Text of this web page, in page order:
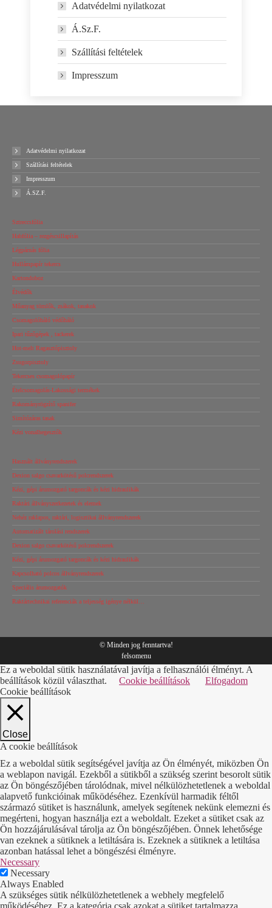
Adatvédelmi nyilatkozat
Á.Sz.F.
Szállítási feltételek
Impresszum
Adatvédelmi nyilatkozat
Szállítási feltételek
Impresszum
Á.SZ.F.
Sztreccsfólia
Habfólia – rezgéscsillapítás
Légpárnás fólia
Hullámpapír tekercs
Kartondoboz
Élvédők
Műanyag tömlők, zsákok, tasakok
Csomagolóháló védőháló
Ipari tűzőgépek , tackerek
Hot-melt Ragasztópisztoly
Zsugorpisztoly
Tekercses csomagolópapír
Ételcsomagolás-Lakossági termékek
Rakományrögzítő spanifer
Simítózáras tasak
Kézi vonalhegesztők
Használt állványrendszerek
Dexion salgo csavarkötésű polcrendszerek
Kézi, gépi árumozgató targoncák és kézi hidraulikák
Raktári állványszerkezetek és elemek
Nehéz raklapos, raktári, logisztikai állványrendszerek
Automatizált tárolási rendszerek
Dexion salgo csavarkötésű polcrendszerek
Kézi, gépi árumozgató targoncák és kézi hidraulikák
Kapcsolható polcos állványrendszerek
Speciális árumozgatók
Raktártechnikai referenciák a teljesség igénye nélkül…
© Minden jog fenntartva!
felsomenu
Ez a weboldal sütik használatával javítja a felhasználói élményt. A
beállítások közül választhat.
Cookie beállítások
Elfogadom
Cookie beállítások
Close
A cookie beállítások
Ez a weboldal sütik segítségével javítja az Ön élményét, miközben Ön
a weblapon navigál. Ezekből a sütikből a szükség szerint besorolt sütik
az Ön böngészőjében tárolódnak, mivel nélkülözhetetlenek a weboldal
alapvető funkcióinak működéséhez. Ezenkívül harmadik féltől
származó sütiket is használunk, amelyek segítenek nekünk elemezni és
megérteni, hogyan használja ezt a weboldalt. Ezeket a sütiket csak az
Ön hozzájárulásával tárolja az Ön böngészőjében. Önnek lehetősége
van ezeknek a sütiknek a letiltására is. Ezeknek a sütiknek a letiltása
azonban hatással lehet a böngészési élményre.
Necessary
Necessary
Always Enabled
A szükséges sütik nélkülözhetetlenek a webhely megfelelő
működéséhez. Ez a kategória csak azokat a sütiket tartalmazza,